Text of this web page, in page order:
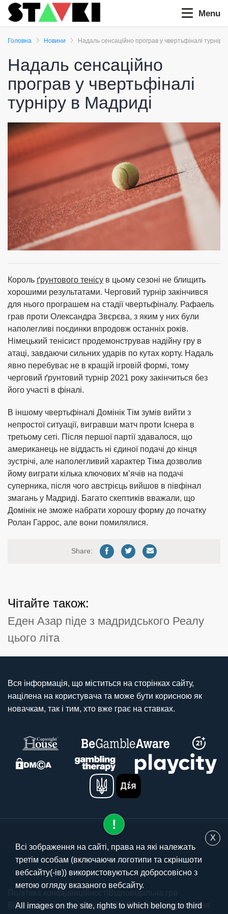
Menu
Головна Новини Надаль сенсаційно програв у чвертьфіналі
Надаль сенсаційно
програв у чвертьфіналі
турніру в Мадриді
Король ґрунтового тенісу в цьому сезоні не блищить
хорошими результатами. Черговий турнір закінчився
для нього програшем на стадії чвертьфіналу. Рафаель
грав проти Олександра Звєрєва, з яким у них були
наполегливі поєдинки впродовж останніх років.
Німецький тенісист продемонстрував надійну гру в
атаці, завдаючи сильних ударів по кутах корту. Надаль
явно перебуває не в кращій ігровій формі, тому
черговий ґрунтовий турнір 2021 року закінчиться без
його участі в фіналі.
В іншому чвертьфіналі Домінік Тім зумів вийти з
непростої ситуації, вигравши матч проти Існера в
третьому сеті. Після першої партії здавалося, що
американець не віддасть ні єдиної подачі до кінця
зустрічі, але наполегливий характер Тіма дозволив
йому виграти кілька ключових м’ячів на подачі
суперника, після чого австрієць вийшов в півфінал
змагань у Мадриді. Багато скептиків вважали, що
Домінік не зможе набрати хорошу форму до початку
Ролан Гаррос, але вони помилялися.
Share:
Чітайте також:
Еден Азар піде з мадридського Реалу
цього літа
Вся інформація, що міститься на сторінках сайту,
націлена на користувача та може бути корисною як
новачкам, так і тим, хто вже грає на ставках.
© 2025 stavki.ua
Вікові обмеження та ліцензіїFAQУмови використання
X
Всі зображення на сайті, права на які належать
третім особам (включаючи логотипи та скріншоти
вебсайту(-ів)) використовуються добросовісно з
метою огляду вказаного вебсайту.
All images on the site, rights to which belong to third